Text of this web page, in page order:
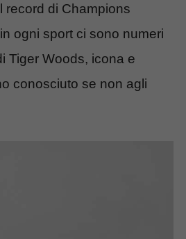
record di Champions
ogni sport ci sono numeri
Tiger Woods, icona e
conosciuto se non agli